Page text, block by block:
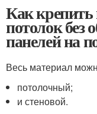
Как крепить
потолок без
панелей на
Весь материал
потолочный;
и стеновой.